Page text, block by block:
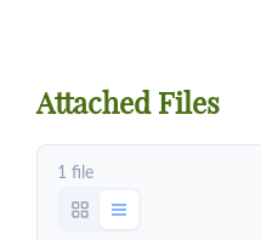
Attached Files
1 file